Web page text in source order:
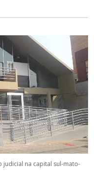
judicial na capital sul-mato-